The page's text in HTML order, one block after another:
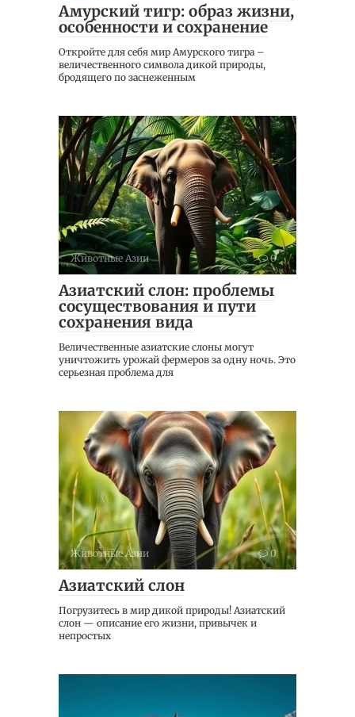
Амурский тигр: образ жизни,
особенности и сохранение
Откройте для себя мир Амурского тигра –
величественного символа дикой природы,
бродящего по заснеженным
Животные Азии 0
Азиатский слон: проблемы
сосуществования и пути
сохранения вида
Величественные азиатские слоны могут
уничтожить урожай фермеров за одну ночь. Это
серьезная проблема для
Животные Азии 0
Азиатский слон
Погрузитесь в мир дикой природы! Азиатский
слон — описание его жизни, привычек и
непростых